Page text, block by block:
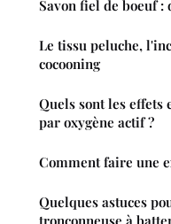
Savon fiel de boeuf :
Le tissu peluche,
cocooning
Quels sont les effets
par oxygène actif ?
Comment faire une
Quelques astuces
tronçonneuse à